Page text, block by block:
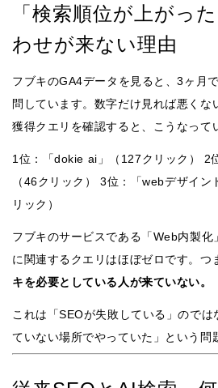
「検索順位が上がっ
わせが来ない理由
フブキのGA4データを見ると、3ヶ月
問しています。数字だけ見れば悪くな
獲得クエリを確認すると、こうなって
1位：「dokie ai」（127クリック） 2
（46クリック） 3位：「webデザイ
リック）
フブキのサービスである「Web内製化
に関連するクエリはほぼゼロです。つ
キを必要としている人が来ていない。
これは「SEOが失敗している」のでは
ていない場所でやっていた」という問